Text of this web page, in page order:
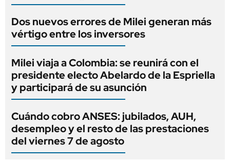
Dos nuevos errores de Milei generan más
vértigo entre los inversores
Milei viaja a Colombia: se reunirá con el
presidente electo Abelardo de la Espriella
y participará de su asunción
Cuándo cobro ANSES: jubilados, AUH,
desempleo y el resto de las prestaciones
del viernes 7 de agosto